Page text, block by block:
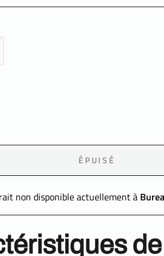
ÉPUISÉ
non disponible actuellement à
de